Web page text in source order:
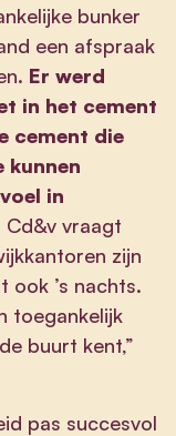
bunker
een afspraak
Er werd
in het cement
cement die
kunnen
in
Cd&v vraagt
zijn
ook ’s nachts.
toegankelijk
buurt kent,”
pas succesvol